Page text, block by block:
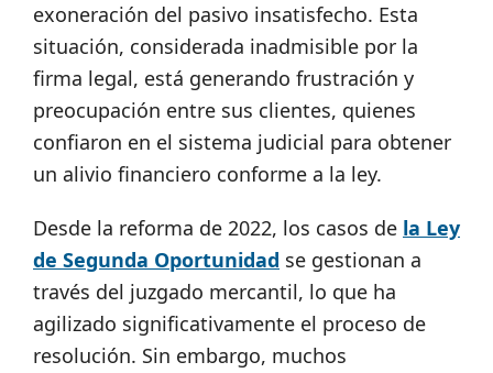
exoneración del pasivo insatisfecho. Esta
situación, considerada inadmisible por la
firma legal, está generando frustración y
preocupación entre sus clientes, quienes
confiaron en el sistema judicial para obtener
un alivio financiero conforme a la ley.
Desde la reforma de 2022, los casos de la Ley
de Segunda Oportunidad se gestionan a
través del juzgado mercantil, lo que ha
agilizado significativamente el proceso de
resolución. Sin embargo, muchos